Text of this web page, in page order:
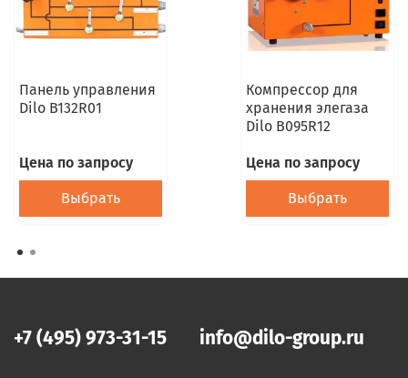
Панель управления
Dilo B132R01
Цена по запросу
Выбрать
Компрессор для
хранения элегаза
Dilo B095R12
Цена по запросу
Выбрать
+7 (495) 973-31-15 info@dilo-group.ru